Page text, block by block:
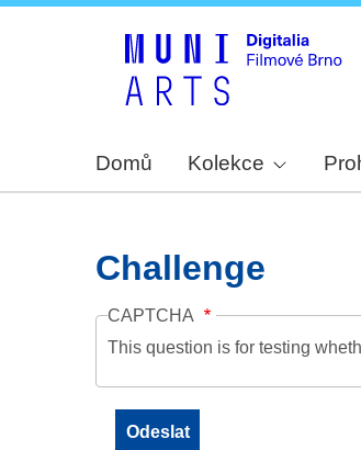
Domů Kolekce
Challenge
CAPTCHA
This question is for testing